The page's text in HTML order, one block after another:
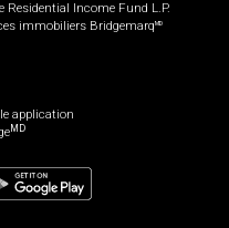
Residential Income Fund L.P.
immobiliers BridgemarqMD
application
MD